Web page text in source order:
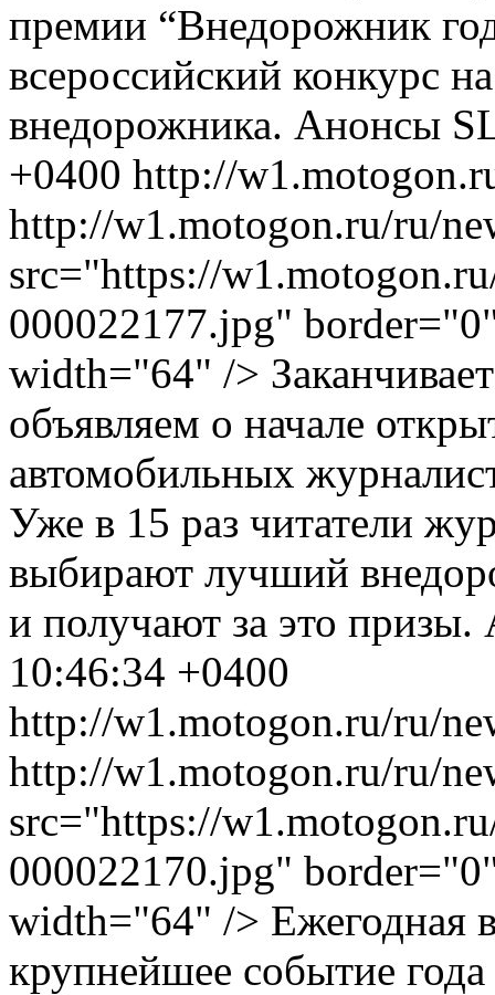
премии “Внедорожник
всероссийский конкурс
внедорожника. Анонсы
+0400 http://
http://w1.motogon.ru/ru/
src="https://
000022177.jpg"
width="64" />
объявляем о начале
автомобильных
Уже в 15 раз читатели
выбирают лучший
и получают за это призы.
10:46:34 +0400
http://w1.motogon.ru/ru/
http://w1.motogon.ru/ru/
src="https://
000022170.jpg"
width="64" /> Ежегодная
крупнейшее событие